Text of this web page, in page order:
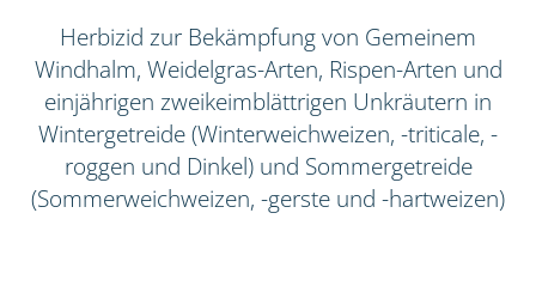
Herbizid zur Bekämpfung von Gemeinem
Windhalm, Weidelgras-Arten, Rispen-Arten und
einjährigen zweikeimblättrigen Unkräutern in
Wintergetreide (Winterweichweizen, -triticale, -
roggen und Dinkel) und Sommergetreide
(Sommerweichweizen, -gerste und -hartweizen)